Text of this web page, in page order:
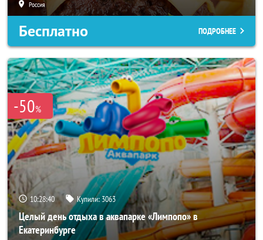
Россия
Бесплатно ПОДРОБНЕЕ
-50%
10:28:37 Купили: 3063
Целый день отдыха в аквапарке «Лимпопо» в
Екатеринбурге